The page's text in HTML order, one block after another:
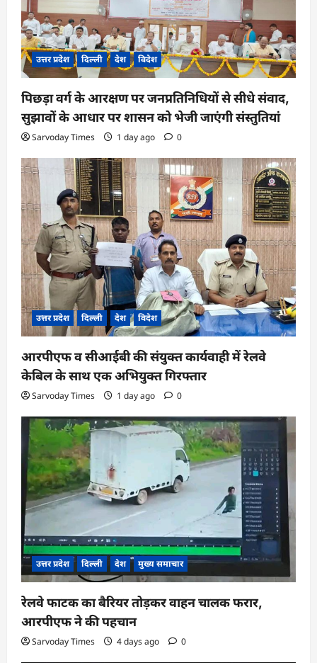
उत्तर प्रदेश दिल्ली देश विदेश
पिछड़ा वर्ग के आरक्षण पर जनप्रतिनिधियों से सीधे संवाद,
सुझावों के आधार पर शासन को भेजी जाएंगी संस्तुतियां
Sarvoday Times 1 day ago 0
उत्तर प्रदेश दिल्ली देश विदेश
आरपीएफ व सीआईबी की संयुक्त कार्यवाही में रेलवे
केबिल के साथ एक अभियुक्त गिरफ्तार
Sarvoday Times 1 day ago 0
उत्तर प्रदेश दिल्ली देश मुख्य समाचार
रेलवे फाटक का बैरियर तोड़कर वाहन चालक फरार,
आरपीएफ ने की पहचान
Sarvoday Times 4 days ago 0